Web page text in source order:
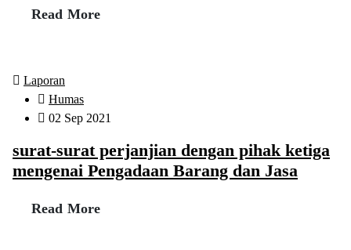
Read More
Laporan
Humas
02 Sep 2021
surat-surat perjanjian dengan pihak ketiga
mengenai Pengadaan Barang dan Jasa
Read More